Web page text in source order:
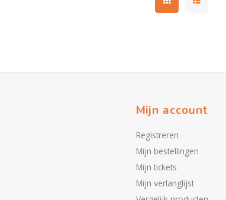
Mijn account
Registreren
Mijn bestellingen
Mijn tickets
Mijn verlanglijst